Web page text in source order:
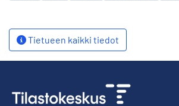
Tietueen kaikki tiedot